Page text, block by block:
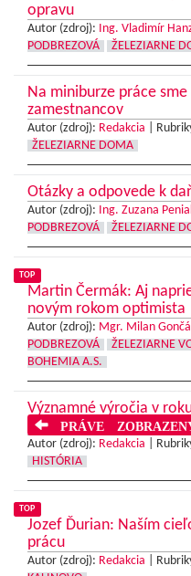
opravu
Autor (zdroj): Ing. Vladimír
PODBREZOVÁ
ŽELEZIARNE
Na miniburze práce
zamestnancov
Autor (zdroj): Redakcia
ŽELEZIARNE DOMA
Otázky a odpovede k
Autor (zdroj): Ing. Zuzana
PODBREZOVÁ
ŽELEZIARNE
TOP
Martin Čermák: Aj
novým rokom optimista
Autor (zdroj): Mgr. Milan
PODBREZOVÁ
ŽELEZIARNE
BOHEMIA A.S.
Významné výročia v
PRÁVE
Autor (zdroj): Redakcia
HISTÓRIA
TOP
Jozef Ďurian: Naším
prácu
Autor (zdroj): Redakcia